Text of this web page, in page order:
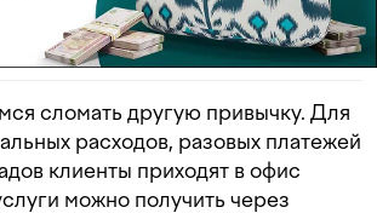
сломать другую привычку. Для
расходов, разовых платежей
клиенты приходят в офис
можно получить через